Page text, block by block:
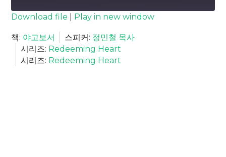
SUBSCRIBE
RSS FEED
SHARE
LINK
Download file Play in new window
책: 야고보서 스피커: 정민철 목사
시리즈: Redeeming Heart
시리즈: Redeeming Heart